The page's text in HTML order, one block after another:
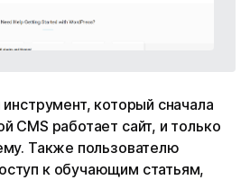
который сначала
CMS работает сайт, и только
Также пользователю
к обучающим статьям,